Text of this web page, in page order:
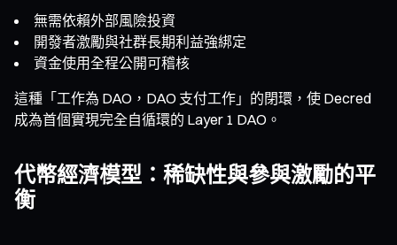
無需依賴外部風險投資
開發者激勵與社群長期利益強綁定
資金使用全程公開可稽核
這種「工作為 DAO，DAO 支付工作」的閉環，使 Decred
成為首個實現完全自循環的 Layer 1 DAO。
代幣經濟模型：稀缺性與參與激勵的平
衡